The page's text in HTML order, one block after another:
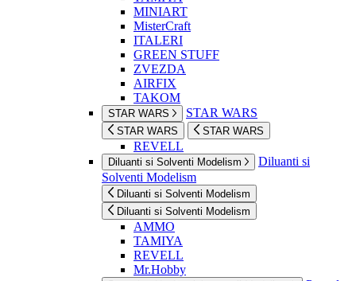
MINIART
MisterCraft
ITALERI
GREEN STUFF
ZVEZDA
AIRFIX
TAKOM
STAR WARS STAR WARS
STAR WARS STAR WARS
REVELL
Diluanti si Solventi Modelism
Diluanti si
Solventi Modelism
Diluanti si Solventi Modelism
Diluanti si Solventi Modelism
AMMO
TAMIYA
REVELL
Mr.Hobby